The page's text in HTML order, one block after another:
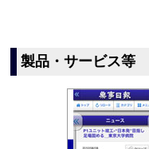
製品・サービス等